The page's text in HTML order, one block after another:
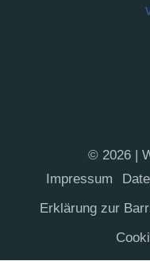
© 2026 |
Impres­sum
Erklä­rung zur